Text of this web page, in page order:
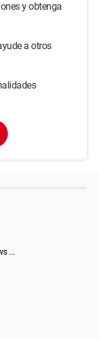
y obtenga
a otros
...